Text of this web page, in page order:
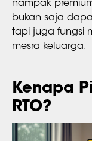
nampak
bukan saja
tapi juga fungsi
mesra keluarga.
Kenapa
RTO?